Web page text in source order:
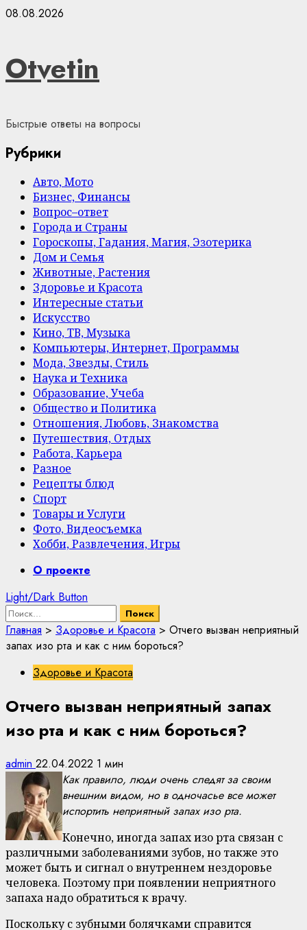
Skip
08.08.2026
Otvetin
Быстрые ответы на вопросы
Рубрики
Авто, Мото
Бизнес, Финансы
Вопрос–ответ
Города и Страны
Гороскопы, Гадания, Магия, Эзотерика
Дом и Семья
Животные, Растения
Здоровье и Красота
Интересные статьи
Искусство
Кино, ТВ, Музыка
Компьютеры, Интернет, Программы
Мода, Звезды, Стиль
Наука и Техника
Образование, Учеба
Общество и Политика
Отношения, Любовь, Знакомства
Путешествия, Отдых
Работа, Карьера
Разное
Рецепты блюд
Спорт
Товары и Услуги
Фото, Видеосъемка
Хобби, Развлечения, Игры
PrimaryО проекте
Light/Dark Button
Найти:
Главная > Здоровье и Красота > Отчего вызван неприятный
запах изо рта и как с ним бороться?
Здоровье и Красота
Отчего вызван неприятный запах
изо рта и как с ним бороться?
admin 22.04.2022 1 мин
Как правило, люди очень следят за своим
внешним видом, но в одночасье все может
испортить неприятный запах изо рта.
Конечно, иногда запах изо рта связан с
различными заболеваниями зубов, но также это
может быть и сигнал о внутреннем нездоровье
человека. Поэтому при появлении неприятного
запаха надо обратиться к врачу.
Поскольку с зубными болячками справится